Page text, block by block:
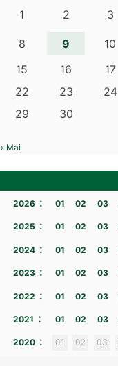
1 2 3
8 9 10
15
16 17
22
23 24
29
30
« Mai
2026 : 01 02 03
2025 : 01 02 03
2024 : 01 02 03
2023 : 01 02 03
2022 : 01 02 03
2021 : 01 02 03
2020 : 01 02 03